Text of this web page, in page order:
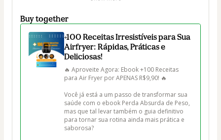
Buy together
+100 Receitas Irresistíveis para Sua
Airfryer: Rápidas, Práticas e
Deliciosas!
🔥 Aproveite Agora: Ebook +100 Receitas
para Air Fryer por APENAS R$9,90! 🔥
Você já está a um passo de transformar sua
saúde com o ebook Perda Absurda de Peso,
mas que tal levar também o guia definitivo
para tornar sua rotina ainda mais prática e
saborosa?